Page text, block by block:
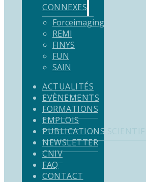
CONNEXES
Forceimaging
REMI
FINYS
FUN
SAIN
ACTUALITÉS
EVÈNEMENTS
FORMATIONS
EMPLOIS
PUBLICATIONS
NEWSLETTER
CNIV
FAQ
CONTACT